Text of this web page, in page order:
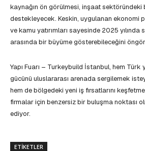
kaynağın ön görülmesi, inşaat sektöründeki
destekleyecek. Keskin, uygulanan ekonomi
ve kamu yatırımları sayesinde 2025
arasında bir büyüme gösterebileceğini
Yapı Fuarı – Turkeybuild İstanbul, hem Türk
gücünü uluslararası arenada sergilemek
hem de bölgedeki yeni iş fırsatlarını
firmalar için benzersiz bir buluşma noktası
ediyor.
ETIKETLER